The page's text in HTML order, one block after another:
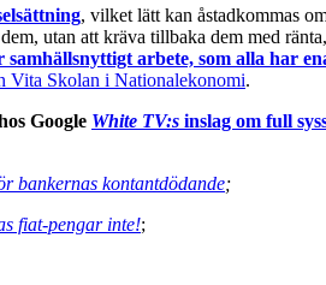
, vilket lätt kan åstadkommas
utan att kräva tillbaka dem med
arbete, som alla har
Vita Skolan i Nationalekonomi.
Google White TV:s inslag om full
bankernas kontantdödande;
fiat-pengar inte!;